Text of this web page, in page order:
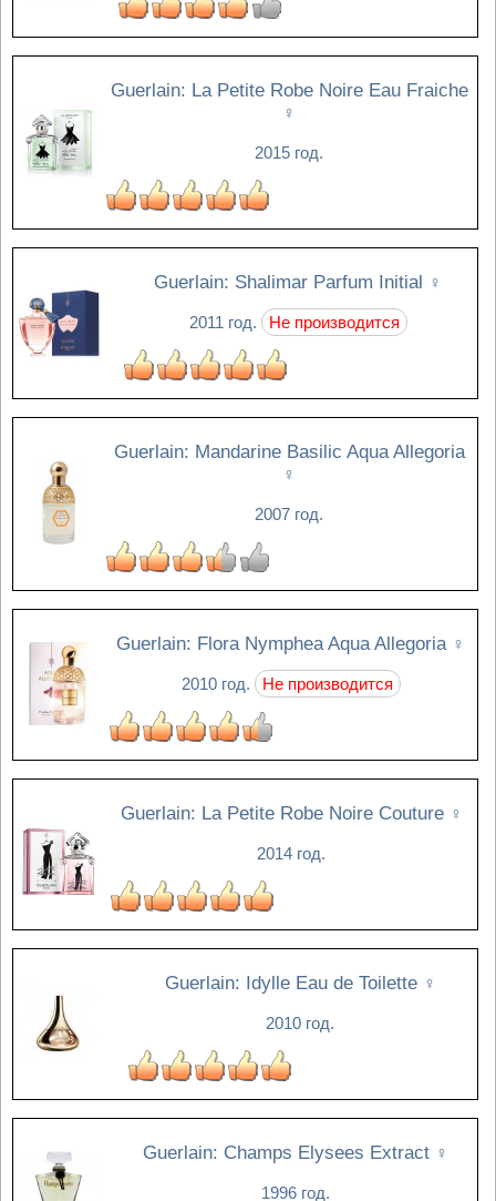
Guerlain: La Petite Robe Noire Eau Fraiche
♀
2015 год.
Guerlain: Shalimar Parfum Initial ♀
2011 год. Не производится
Guerlain: Mandarine Basilic Aqua Allegoria
♀
2007 год.
Guerlain: Flora Nymphea Aqua Allegoria ♀
2010 год. Не производится
Guerlain: La Petite Robe Noire Couture ♀
2014 год.
Guerlain: Idylle Eau de Toilette ♀
2010 год.
Guerlain: Champs Elysees Extract ♀
1996 год.